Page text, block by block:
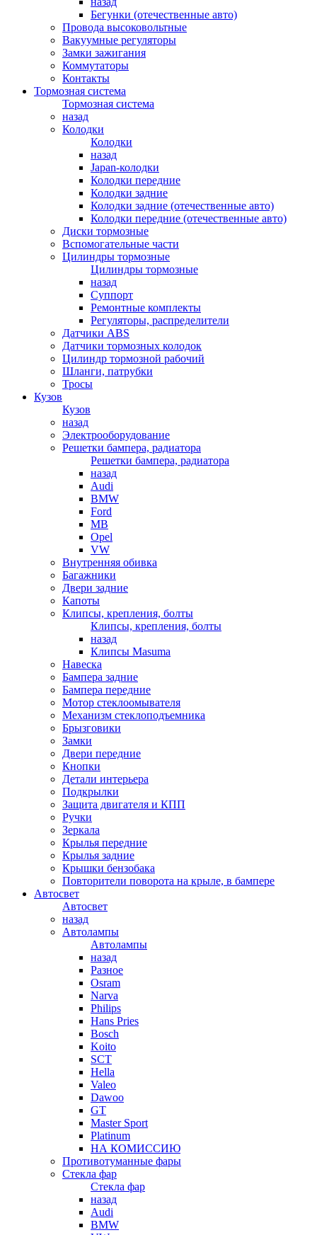
Бегунки (отечественные авто)
Провода высоковольтные
Вакуумные регуляторы
Замки зажигания
Коммутаторы
Контакты
Тормозная система
Тормозная система
назад
Колодки
Колодки
назад
Japan-колодки
Колодки передние
Колодки задние
Колодки задние (отечественные авто)
Колодки передние (отечественные авто)
Диски тормозные
Вспомогательные части
Цилиндры тормозные
Цилиндры тормозные
назад
Суппорт
Ремонтные комплекты
Регуляторы, распределители
Датчики ABS
Датчики тормозных колодок
Цилиндр тормозной рабочий
Шланги, патрубки
Тросы
Кузов
Кузов
назад
Электрооборудование
Решетки бампера, радиатора
Решетки бампера, радиатора
назад
Audi
BMW
Ford
MB
Opel
VW
Внутренняя обивка
Багажники
Двери задние
Капоты
Клипсы, крепления, болты
Клипсы, крепления, болты
назад
Клипсы Masuma
Навеска
Бампера задние
Бампера передние
Мотор стеклоомывателя
Механизм стеклоподъемника
Брызговики
Замки
Двери передние
Кнопки
Детали интерьера
Подкрылки
Защита двигателя и КПП
Ручки
Зеркала
Крылья передние
Крылья задние
Крышки бензобака
Повторители поворота на крыле, в бампере
Автосвет
Автосвет
назад
Автолампы
Автолампы
назад
Разное
Osram
Narva
Philips
Hans Pries
Bosch
Koito
SCT
Hella
Valeo
Dawoo
GT
Master Sport
Platinum
НА КОМИССИЮ
Противотуманные фары
Стекла фар
Стекла фар
назад
Audi
BMW